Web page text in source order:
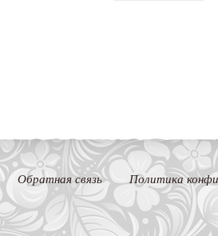
Обратная связь Политика